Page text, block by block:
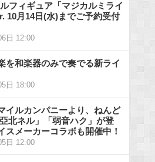
フィギュア「マジカルミライ
10月14日(水)までご予約受付
日 12:00
を和楽器のみで奏でる新ライ
日 18:00
イルカンパニーより、ねんど
北ネル」「弱音ハク」が登
スメーカーコラボも開催中！
日 12:00